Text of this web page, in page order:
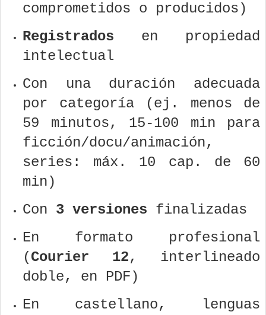
comprometidos o producidos)
Registrados en propiedad
intelectual
Con una duración adecuada
por categoría (ej. menos de
59 minutos, 15-100 min para
ficción/docu/animación,
series: máx. 10 cap. de 60
min)
Con 3 versiones finalizadas
En formato profesional
(Courier 12, interlineado
doble, en PDF)
En castellano, lenguas